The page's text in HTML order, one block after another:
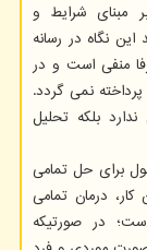
مبنای شرایط و
نگاه در رسانه
منفی است و در
نمی گردد.
بلکه تحلیل
برای حل تمامی
درمان تمامی
در صورتیکه